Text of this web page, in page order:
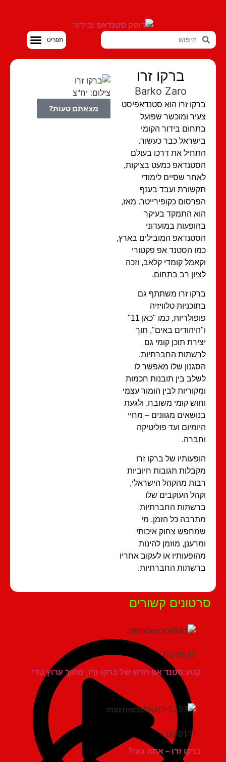
ברקו זרו
Barko Zaro
זרו הוא סטנדאפיסט
ומוכשר שפועל
בידור הקומי
כבר כעשור.
את דרכו בעולם
כמעט בציקות,
שסיים לימודי
ועבד בענף
כקופירייטר. מאז,
התמקד בעיקר
במועדוני
המובילים בארץ,
הסטנד אפ פקטורי
קומדי קלאב, וזכה
רב בתחום.
זרו משתתף גם
טלוויזיה
פופולריות, כמו "כאן 11"
באים", תוך
תוכן קומי גם
החברתיות.
שלו מאפשר לו
בין תובנות חכמות
לבין הומור עצמי
קומי משובח, ולגעת
מגוונים – מחיי
ועד פוליטיקה
של ברקו זרו
תגובות חיוביות
מהקהל הישראלי,
העוקבים שלו
החברתיות
כל הזמן. מי
צחוק איכותי
מוזמן להינות
או לעקוב אחריו
החברתיות.
צילום: יח"צ
מצאתם טעות?
קשורים
00:05:17
קטע סטנד אפ חדש של ברקו זרו, מתוך ערוץ טדי
00:01:11
ברקו זרו – אתה גאי?